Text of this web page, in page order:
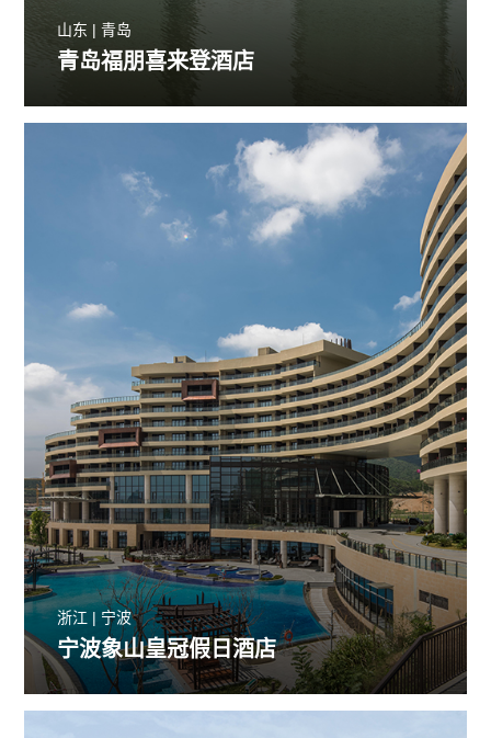
山东 | 青岛
青岛福朋喜来登酒店
浙江 | 宁波
宁波象山皇冠假日酒店